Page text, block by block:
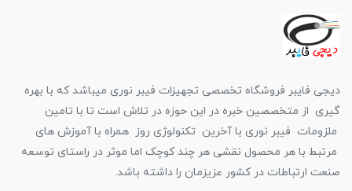
دیجی فایبر فروشگاه تخصصی تجهیزات فیبر نوری میباشد که با بهره
گیری از متخصصین خبره در این حوزه در تلاش است تا با تامین
ملزومات فیبر نوری با آخرین تکنولوژی روز همراه با آموزش های
مرتبط با هر محصول نقشی هر چند کوچک اما موثر در راستای توسعه
صنعت ارتباطات در کشور عزیزمان را داشته باشد.